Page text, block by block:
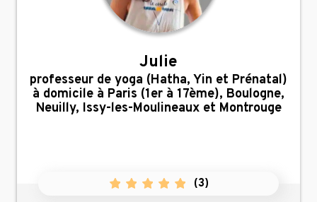
Julie
,
professeur de yoga (Hatha, Yin et Prénatal)
à domicile à Paris (1er à 17ème), Boulogne,
Neuilly, Issy-les-Moulineaux et Montrouge
(3)